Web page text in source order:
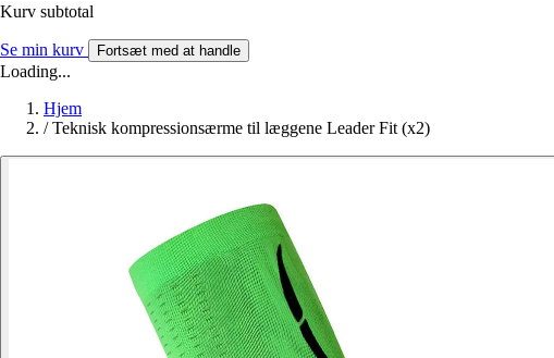
Kurv subtotal
Se min kurv Fortsæt med at handle
Loading...
Hjem
/ Teknisk kompressionsærme til læggene Leader Fit (x2)